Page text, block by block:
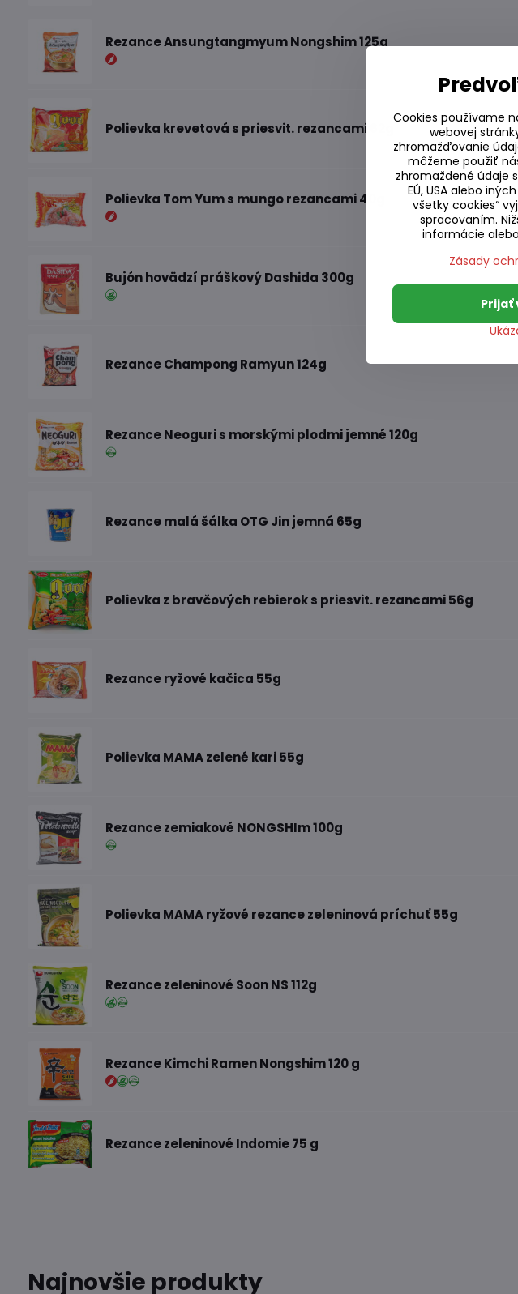
Rezance Ansungtangmyum Nongshim 125g
Polievka krevetová s priesvit. rezancami 62g
Polievka Tom Yum s mungo rezancami 40g
Bujón hovädzí práškový Dashida 300g
Rezance Champong Ramyun 124g
Rezance Neoguri s morskými plodmi jemné 120g
Rezance malá šálka OTG Jin jemná 65g
Polievka z bravčových rebierok s priesvit. rezancami 56g
Rezance ryžové kačica 55g
Polievka MAMA zelené kari 55g
Rezance zemiakové NONGSHIm 100g
Polievka MAMA ryžové rezance zeleninová príchuť 55g
Rezance zeleninové Soon NS 112g
Rezance Kimchi Ramen Nongshim 120 g
Rezance zeleninové Indomie 75 g
Najnovšie produkty
Cookies používame
webovej
zhromažďovanie
môžeme použiť
zhromaždené údaje
EÚ, USA alebo
všetky cookies“
spracovaním.
informácie
Zásady
Prijať